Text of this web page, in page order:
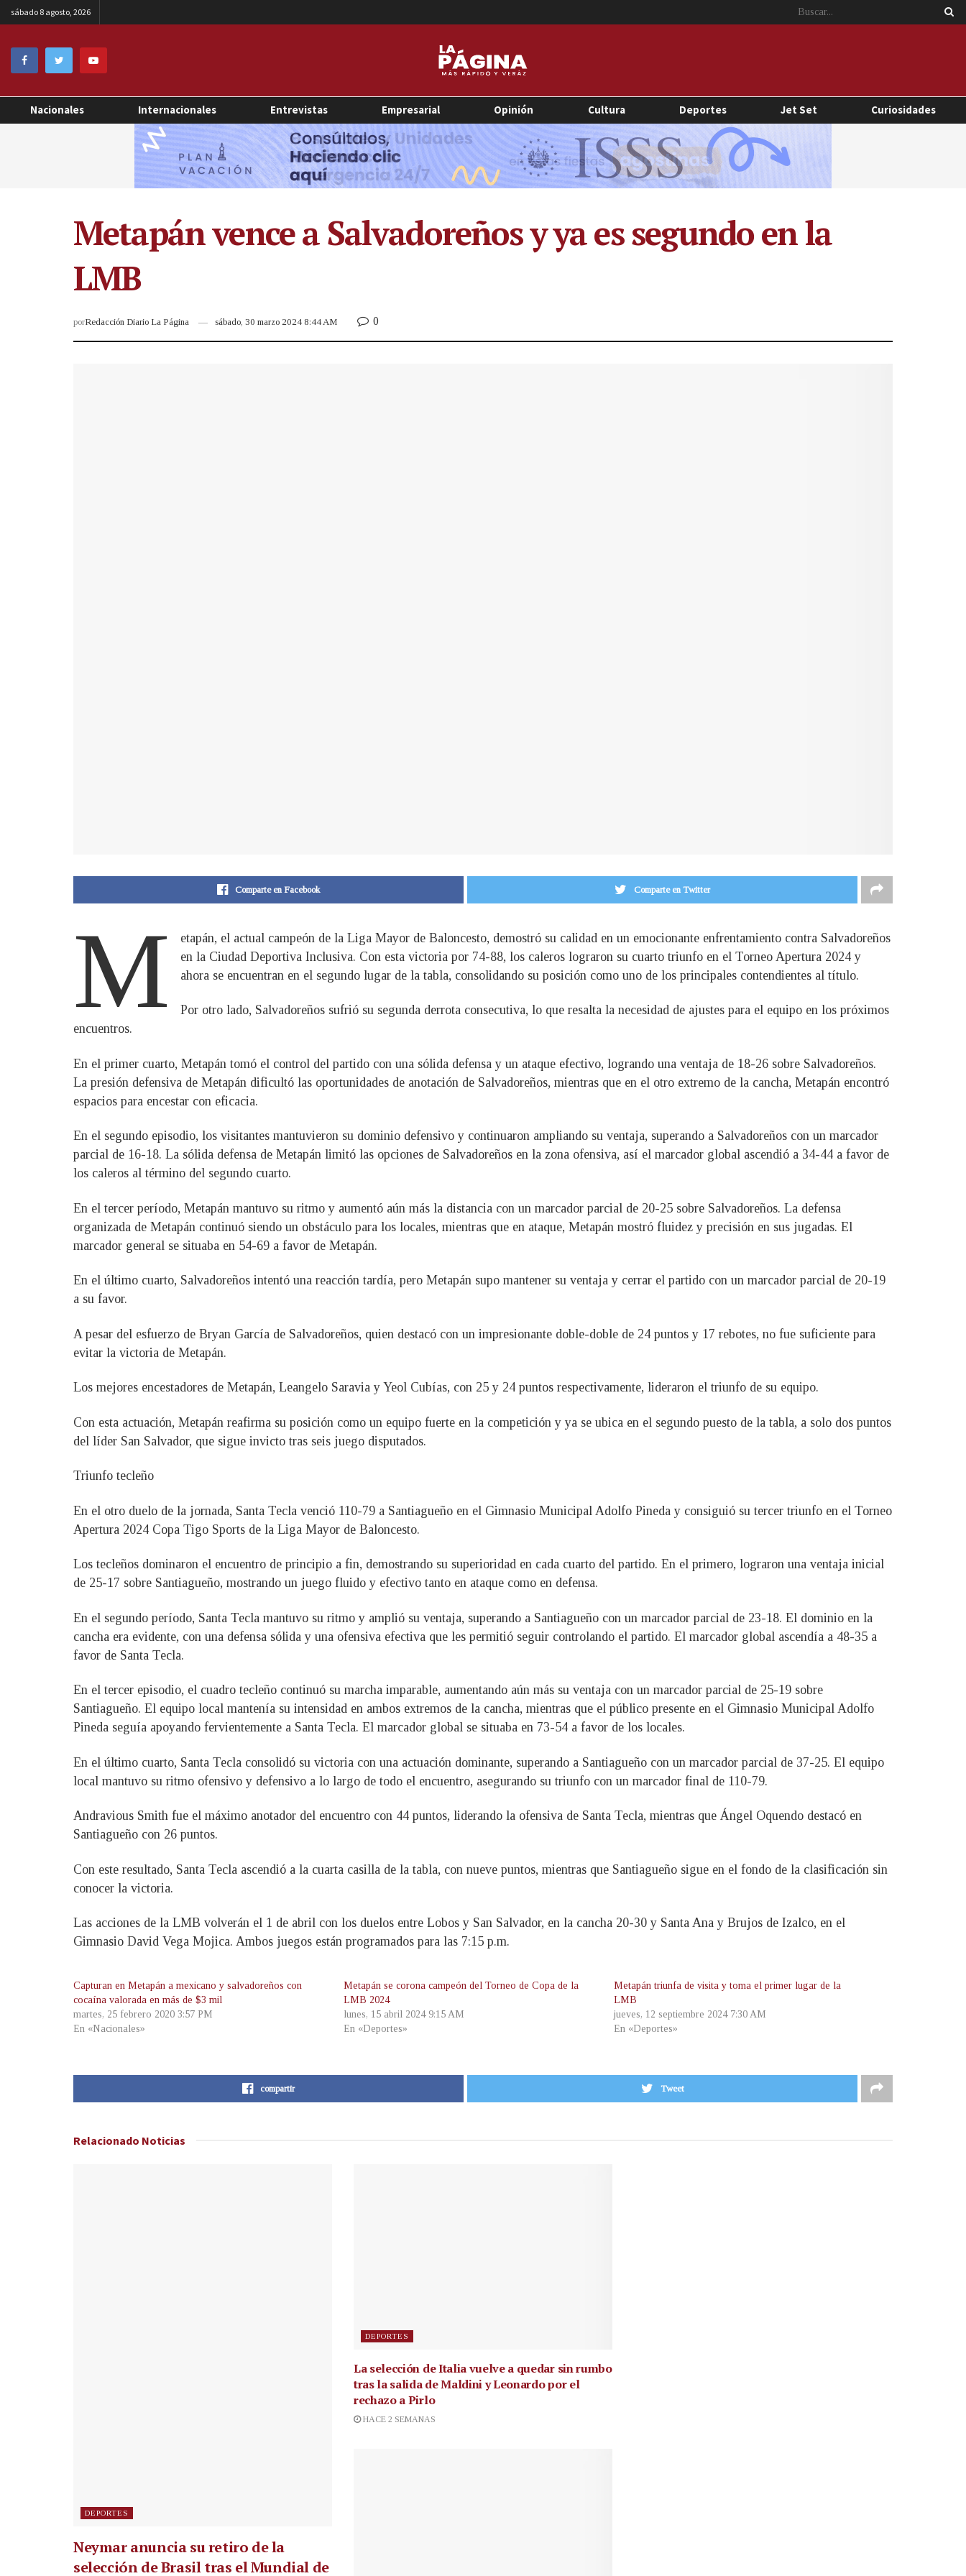
sábado 8 agosto, 2026
Nacionales Internacionales Entrevistas Empresarial Opinión Cultura Deportes Jet Set Curiosidades
Metapán vence a Salvadoreños y ya es segundo en la
LMB
porRedacción Diario La Página sábado, 30 marzo 2024 8:44 AM 0
Comparte en Facebook Comparte en Twitter
M
etapán, el actual campeón de la Liga Mayor de Baloncesto, demostró su calidad en un emocionante enfrentamiento contra Salvadoreños
en la Ciudad Deportiva Inclusiva. Con esta victoria por 74-88, los caleros lograron su cuarto triunfo en el Torneo Apertura 2024 y
ahora se encuentran en el segundo lugar de la tabla, consolidando su posición como uno de los principales contendientes al título.
Por otro lado, Salvadoreños sufrió su segunda derrota consecutiva, lo que resalta la necesidad de ajustes para el equipo en los próximos
encuentros.
En el primer cuarto, Metapán tomó el control del partido con una sólida defensa y un ataque efectivo, logrando una ventaja de 18-26 sobre Salvadoreños.
La presión defensiva de Metapán dificultó las oportunidades de anotación de Salvadoreños, mientras que en el otro extremo de la cancha, Metapán encontró
espacios para encestar con eficacia.
En el segundo episodio, los visitantes mantuvieron su dominio defensivo y continuaron ampliando su ventaja, superando a Salvadoreños con un marcador
parcial de 16-18. La sólida defensa de Metapán limitó las opciones de Salvadoreños en la zona ofensiva, así el marcador global ascendió a 34-44 a favor de
los caleros al término del segundo cuarto.
En el tercer período, Metapán mantuvo su ritmo y aumentó aún más la distancia con un marcador parcial de 20-25 sobre Salvadoreños. La defensa
organizada de Metapán continuó siendo un obstáculo para los locales, mientras que en ataque, Metapán mostró fluidez y precisión en sus jugadas. El
marcador general se situaba en 54-69 a favor de Metapán.
En el último cuarto, Salvadoreños intentó una reacción tardía, pero Metapán supo mantener su ventaja y cerrar el partido con un marcador parcial de 20-19
a su favor.
A pesar del esfuerzo de Bryan García de Salvadoreños, quien destacó con un impresionante doble-doble de 24 puntos y 17 rebotes, no fue suficiente para
evitar la victoria de Metapán.
Los mejores encestadores de Metapán, Leangelo Saravia y Yeol Cubías, con 25 y 24 puntos respectivamente, lideraron el triunfo de su equipo.
Con esta actuación, Metapán reafirma su posición como un equipo fuerte en la competición y ya se ubica en el segundo puesto de la tabla, a solo dos puntos
del líder San Salvador, que sigue invicto tras seis juego disputados.
Triunfo tecleño
En el otro duelo de la jornada, Santa Tecla venció 110-79 a Santiagueño en el Gimnasio Municipal Adolfo Pineda y consiguió su tercer triunfo en el Torneo
Apertura 2024 Copa Tigo Sports de la Liga Mayor de Baloncesto.
Los tecleños dominaron el encuentro de principio a fin, demostrando su superioridad en cada cuarto del partido. En el primero, lograron una ventaja inicial
de 25-17 sobre Santiagueño, mostrando un juego fluido y efectivo tanto en ataque como en defensa.
En el segundo período, Santa Tecla mantuvo su ritmo y amplió su ventaja, superando a Santiagueño con un marcador parcial de 23-18. El dominio en la
cancha era evidente, con una defensa sólida y una ofensiva efectiva que les permitió seguir controlando el partido. El marcador global ascendía a 48-35 a
favor de Santa Tecla.
En el tercer episodio, el cuadro tecleño continuó su marcha imparable, aumentando aún más su ventaja con un marcador parcial de 25-19 sobre
Santiagueño. El equipo local mantenía su intensidad en ambos extremos de la cancha, mientras que el público presente en el Gimnasio Municipal Adolfo
Pineda seguía apoyando fervientemente a Santa Tecla. El marcador global se situaba en 73-54 a favor de los locales.
En el último cuarto, Santa Tecla consolidó su victoria con una actuación dominante, superando a Santiagueño con un marcador parcial de 37-25. El equipo
local mantuvo su ritmo ofensivo y defensivo a lo largo de todo el encuentro, asegurando su triunfo con un marcador final de 110-79.
Andravious Smith fue el máximo anotador del encuentro con 44 puntos, liderando la ofensiva de Santa Tecla, mientras que Ángel Oquendo destacó en
Santiagueño con 26 puntos.
Con este resultado, Santa Tecla ascendió a la cuarta casilla de la tabla, con nueve puntos, mientras que Santiagueño sigue en el fondo de la clasificación sin
conocer la victoria.
Las acciones de la LMB volverán el 1 de abril con los duelos entre Lobos y San Salvador, en la cancha 20-30 y Santa Ana y Brujos de Izalco, en el
Gimnasio David Vega Mojica. Ambos juegos están programados para las 7:15 p.m.
Capturan en Metapán a mexicano y salvadoreños con
cocaína valorada en más de $3 mil
martes, 25 febrero 2020 3:57 PM
En «Nacionales»
Metapán se corona campeón del Torneo de Copa de la
LMB 2024
lunes, 15 abril 2024 9:15 AM
En «Deportes»
Metapán triunfa de visita y toma el primer lugar de la
LMB
jueves, 12 septiembre 2024 7:30 AM
En «Deportes»
compartir Tweet
Relacionado Noticias
DEPORTES
Neymar anuncia su retiro de la
selección de Brasil tras el Mundial de
DEPORTES
La selección de Italia vuelve a quedar sin rumbo
tras la salida de Maldini y Leonardo por el
rechazo a Pirlo
HACE 2 SEMANAS